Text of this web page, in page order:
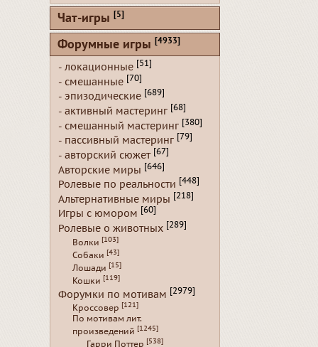
Чат-игры [5]
Форумные игры [4933]
- локационные [51]
- смешанные [70]
- эпизодические [689]
- активный мастеринг [68]
- смешанный мастеринг [380]
- пассивный мастеринг [79]
- авторский сюжет [67]
Авторские миры [646]
Ролевые по реальности [448]
Альтернативные миры [218]
Игры с юмором [60]
Ролевые о животных [289]
Волки [103]
Собаки [43]
Лошади [15]
Кошки [119]
Форумки по мотивам [2979]
Кроссовер [121]
По мотивам лит.
произведений [1245]
Гарри Поттер [538]